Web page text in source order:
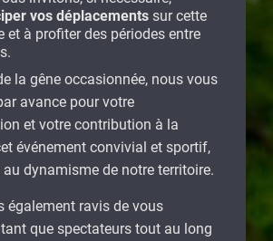
vos déplacements sur cette
et à profiter des périodes entre
la gêne occasionnée, nous vous
avance pour votre
et votre contribution à la
événement convivial et sportif,
dynamisme de notre territoire.
également ravis de vous
que spectateurs tout au long